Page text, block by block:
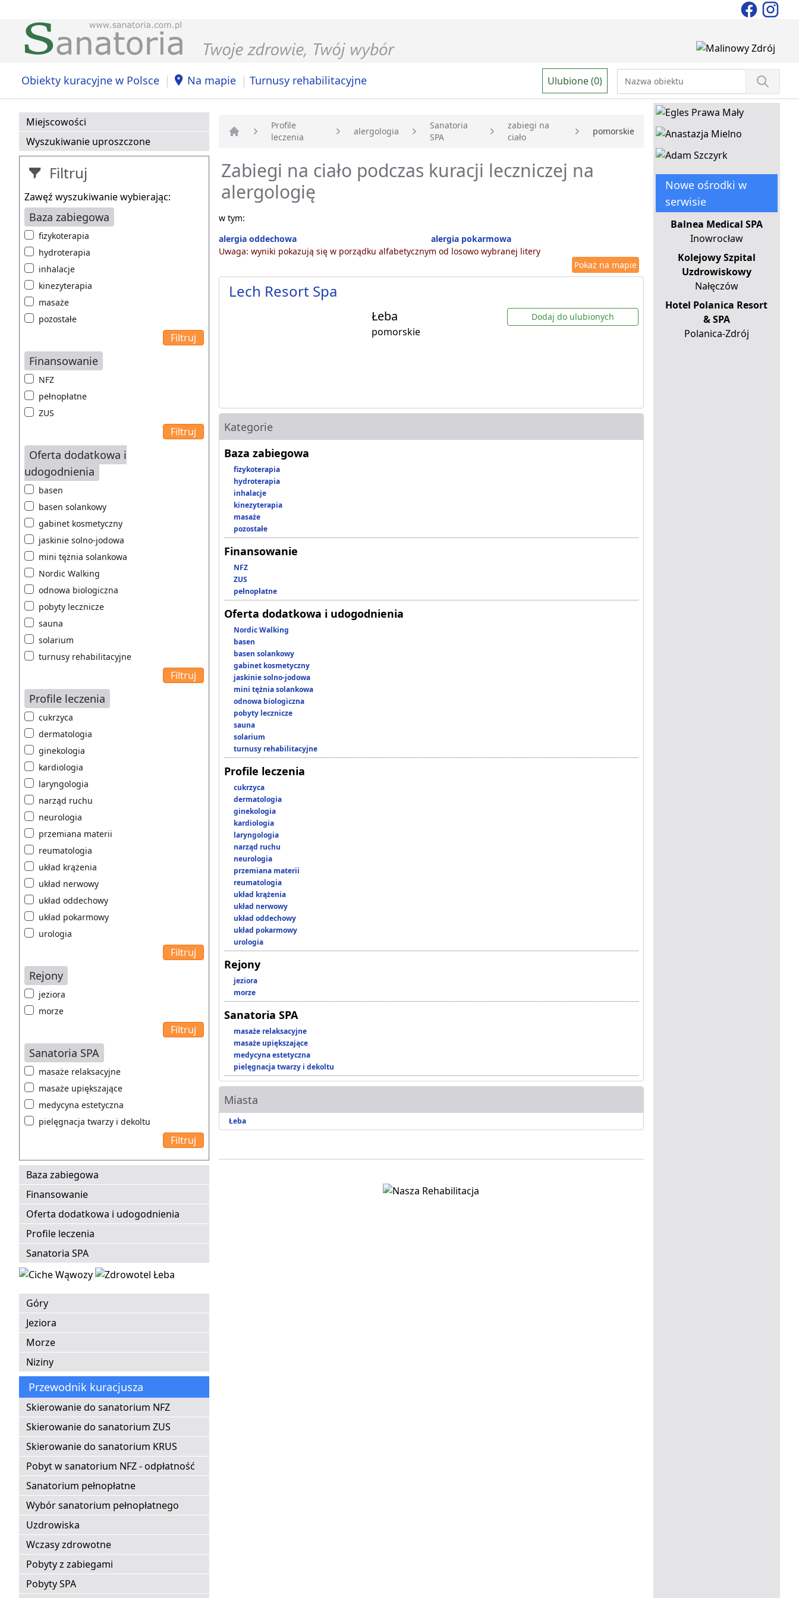
Obiekty kuracyjne w Polsce | Na mapie | Turnusy rehabilitacyjne Ulubione (0)
Miejscowości
Wyszukiwanie uproszczone
Filtruj
Zawęź wyszukiwanie wybierając:
Baza zabiegowa
fizykoterapia
hydroterapia
inhalacje
kinezyterapia
masaże
pozostałe
Finansowanie
NFZ
pełnopłatne
ZUS
Oferta dodatkowa i
udogodnienia
basen
basen solankowy
gabinet kosmetyczny
jaskinie solno-jodowa
mini tężnia solankowa
Nordic Walking
odnowa biologiczna
pobyty lecznicze
sauna
solarium
turnusy rehabilitacyjne
Profile leczenia
cukrzyca
dermatologia
ginekologia
kardiologia
laryngologia
narząd ruchu
neurologia
przemiana materii
reumatologia
układ krążenia
układ nerwowy
układ oddechowy
układ pokarmowy
urologia
Rejony
jeziora
morze
Sanatoria SPA
masaże relaksacyjne
masaże upiększające
medycyna estetyczna
pielęgnacja twarzy i dekoltu
Baza zabiegowa
Finansowanie
Oferta dodatkowa i udogodnienia
Profile leczenia
Sanatoria SPA
Góry
Jeziora
Morze
Niziny
Przewodnik kuracjusza
Skierowanie do sanatorium NFZ
Skierowanie do sanatorium ZUS
Skierowanie do sanatorium KRUS
Pobyt w sanatorium NFZ - odpłatność
Sanatorium pełnopłatne
Wybór sanatorium pełnopłatnego
Uzdrowiska
Wczasy zdrowotne
Pobyty z zabiegami
Pobyty SPA
Strona główna
Profile
leczenia
alergologia
Sanatoria
SPA
zabiegi na
ciało
pomorskie
Zabiegi na ciało podczas kuracji leczniczej na
alergologię
w tym:
alergia oddechowa
alergia pokarmowa
Uwaga: wyniki pokazują się w porządku alfabetycznym od losowo wybranej litery
Pokaż na mapie
Lech Resort Spa
Łeba
pomorskie
Dodaj do ulubionych
Kategorie
Baza zabiegowa
fizykoterapia
hydroterapia
inhalacje
kinezyterapia
masaże
pozostałe
Finansowanie
NFZ
ZUS
pełnopłatne
Oferta dodatkowa i udogodnienia
Nordic Walking
basen
basen solankowy
gabinet kosmetyczny
jaskinie solno-jodowa
mini tężnia solankowa
odnowa biologiczna
pobyty lecznicze
sauna
solarium
turnusy rehabilitacyjne
Profile leczenia
cukrzyca
dermatologia
ginekologia
kardiologia
laryngologia
narząd ruchu
neurologia
przemiana materii
reumatologia
układ krążenia
układ nerwowy
układ oddechowy
układ pokarmowy
urologia
Rejony
jeziora
morze
Sanatoria SPA
masaże relaksacyjne
masaże upiększające
medycyna estetyczna
pielęgnacja twarzy i dekoltu
Miasta
Łeba
Nowe ośrodki w
serwisie
Balnea Medical SPA
Inowrocław
Kolejowy Szpital
Uzdrowiskowy
Nałęczów
Hotel Polanica Resort
& SPA
Polanica-Zdrój